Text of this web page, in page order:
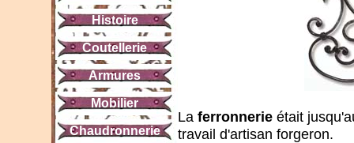
Histoire
Coutellerie
Armures
Mobilier
Chaudronnerie
La ferronnerie était
travail d'artisan forgeron.